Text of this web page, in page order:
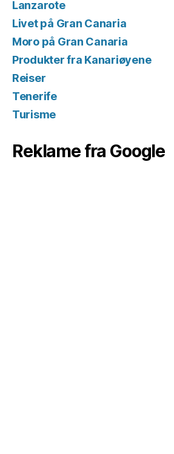
Lanzarote
Livet på Gran Canaria
Moro på Gran Canaria
Produkter fra Kanariøyene
Reiser
Tenerife
Turisme
Reklame fra Google